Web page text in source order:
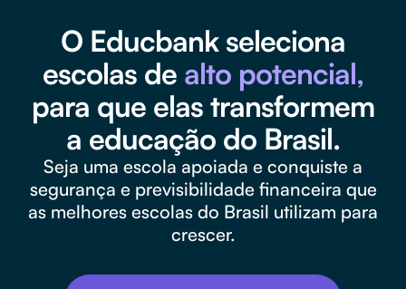
O Educbank seleciona
escolas de alto potencial,
para que elas transformem
a educação do Brasil.
Seja uma escola apoiada e conquiste a
segurança e previsibilidade financeira que
as melhores escolas do Brasil utilizam para
crescer.